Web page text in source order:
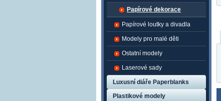
Papírové dekorace
Papírové loutky a divadla
Modely pro malé děti
Ostatní modely
Laserové sady
Luxusní diáře Paperblanks
Plastikové modely